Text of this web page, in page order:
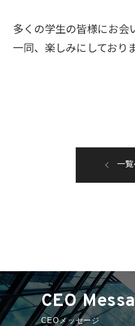
多くの学生の皆様にお会
一同、楽しみにしておりま
一覧
CEO
CEOメッセージ